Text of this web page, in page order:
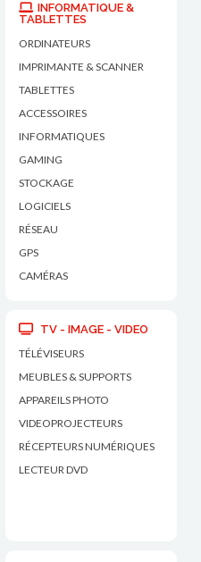
INFORMATIQUE &
TABLETTES
ORDINATEURS
IMPRIMANTE & SCANNER
TABLETTES
ACCESSOIRES
INFORMATIQUES
GAMING
STOCKAGE
LOGICIELS
RÉSEAU
GPS
CAMÉRAS
TV - IMAGE - VIDEO
TÉLÉVISEURS
MEUBLES & SUPPORTS
APPAREILS PHOTO
VIDEOPROJECTEURS
RÉCEPTEURS NUMÉRIQUES
LECTEUR DVD